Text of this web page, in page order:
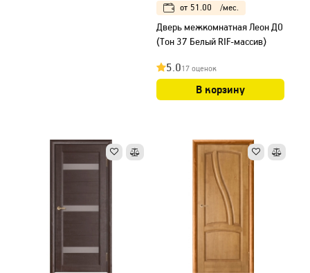
от 51.00 /мес.
Дверь межкомнатная Леон ДО
(Тон 37 Белый RIF-массив)
5.017 оценок
В корзину